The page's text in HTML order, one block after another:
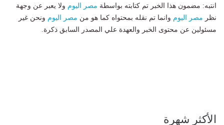
انتبه: مضمون هذا الخبر تم كتابته بواسطة مصر اليوم ولا يعبر عن وجهة
نظر مصر اليوم وانما تم نقله بمحتواه كما هو من مصر اليوم ونحن غير
مسئولين عن محتوى الخبر والعهدة علي المصدر السابق ذكرة.
الأكثر شهرة